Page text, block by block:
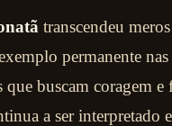
transcendeu
permanente nas
buscam coragem e
a ser interpretado